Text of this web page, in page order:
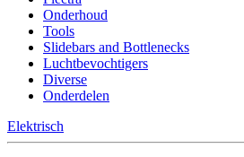
Onderhoud
Tools
Slidebars and Bottlenecks
Luchtbevochtigers
Diverse
Onderdelen
Elektrisch